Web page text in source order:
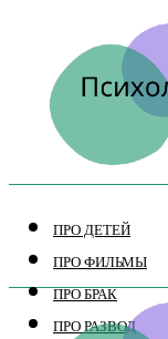
ПРО ДЕТЕЙ
ПРО ФИЛЬМЫ
ПРО БРАК
ПРО РАЗВОД